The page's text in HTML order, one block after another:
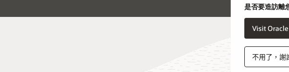
是否要造訪離
Visit
不用了，謝